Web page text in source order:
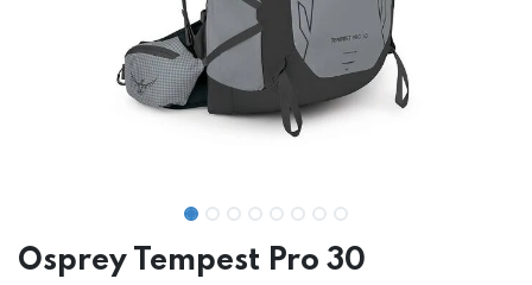
Osprey Tempest Pro 30